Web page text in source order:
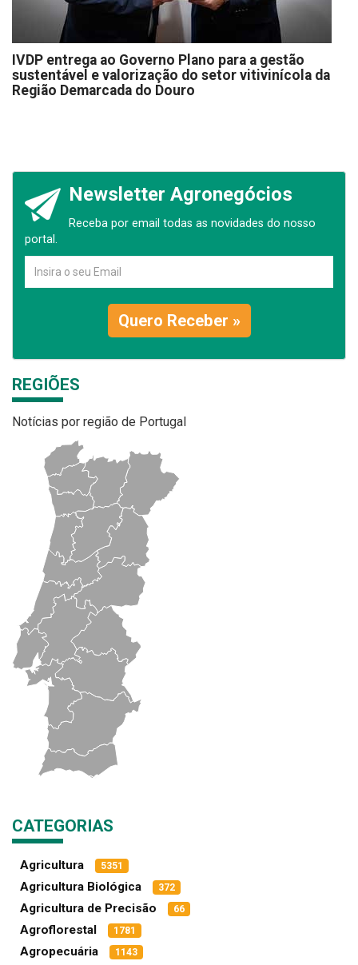
IVDP entrega ao Governo Plano para a gestão
sustentável e valorização do setor vitivinícola da
Região Demarcada do Douro
Newsletter Agronegócios
Receba por email todas as novidades do nosso
portal.
Quero Receber »
REGIÕES
Notícias por região de Portugal
CATEGORIAS
Agricultura 5351
Agricultura Biológica 372
Agricultura de Precisão 66
Agroflorestal 1781
Agropecuária 1143